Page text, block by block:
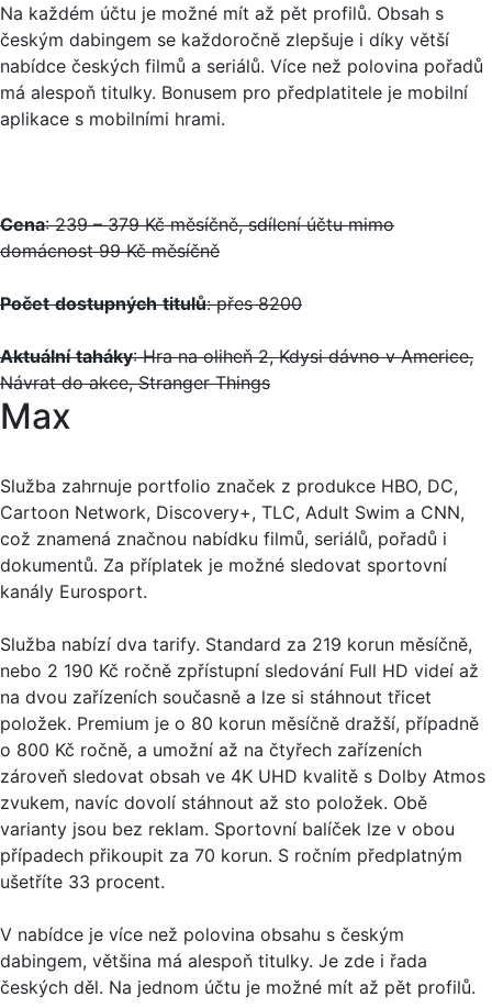
Na každém účtu je možné mít až pět profilů. Obsah s
českým dabingem se každoročně zlepšuje i díky větší
nabídce českých filmů a seriálů. Více než polovina pořadů
má alespoň titulky. Bonusem pro předplatitele je mobilní
aplikace s mobilními hrami.
Cena: 239 – 379 Kč měsíčně, sdílení účtu mimo
domácnost 99 Kč měsíčně
Počet dostupných titulů: přes 8200
Aktuální taháky: Hra na oliheň 2, Kdysi dávno v Americe,
Návrat do akce, Stranger Things
Max
Služba zahrnuje portfolio značek z produkce HBO, DC,
Cartoon Network, Discovery+, TLC, Adult Swim a CNN,
což znamená značnou nabídku filmů, seriálů, pořadů i
dokumentů. Za příplatek je možné sledovat sportovní
kanály Eurosport.
Služba nabízí dva tarify. Standard za 219 korun měsíčně,
nebo 2 190 Kč ročně zpřístupní sledování Full HD videí až
na dvou zařízeních současně a lze si stáhnout třicet
položek. Premium je o 80 korun měsíčně dražší, případně
o 800 Kč ročně, a umožní až na čtyřech zařízeních
zároveň sledovat obsah ve 4K UHD kvalitě s Dolby Atmos
zvukem, navíc dovolí stáhnout až sto položek. Obě
varianty jsou bez reklam. Sportovní balíček lze v obou
případech přikoupit za 70 korun. S ročním předplatným
ušetříte 33 procent.
V nabídce je více než polovina obsahu s českým
dabingem, většina má alespoň titulky. Je zde i řada
českých děl. Na jednom účtu je možné mít až pět profilů.